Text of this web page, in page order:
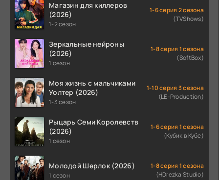
Магазин для киллеров
(2026)
1-2 сезон
1-6 серия 2 сезона
(TVShows)
Зеркальные нейроны
(2026)
1 сезон
1-8 серия 1 сезона
(SoftBox)
Моя жизнь с мальчиками
Уолтер (2026)
1-3 сезон
1-10 серия 3 сезона
(LE-Production)
Рыцарь Семи Королевств
(2026)
1 сезон
1-6 серия 1 сезона
(Кубик в Кубе)
Молодой Шерлок (2026)
1 сезон
1-8 серия 1 сезона
(HDrezka Studio)